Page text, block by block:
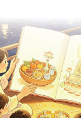
讚誦XI——恆河
合的吟遊旅程